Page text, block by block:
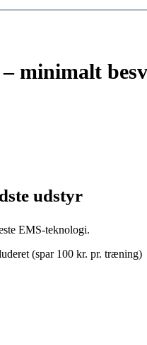
minimalt
udstyr
EMS-teknologi.
(spar 100 kr. pr. træning)